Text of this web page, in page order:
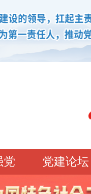
党 党建论坛
学习园地